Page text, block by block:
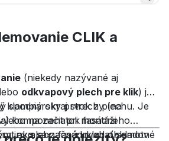
CLIK a
(niekedy nazývané aj
odkvapový plech pre klik) je
klampiarsky prvok z plechu. Je
komponent pri montáži
alebo fasádnych obkladov
spodný okraj strechy (na
na začiatok fasádneho
ako sa začnú ukladať samotné